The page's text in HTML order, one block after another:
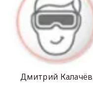
Дмитрий Калачёв